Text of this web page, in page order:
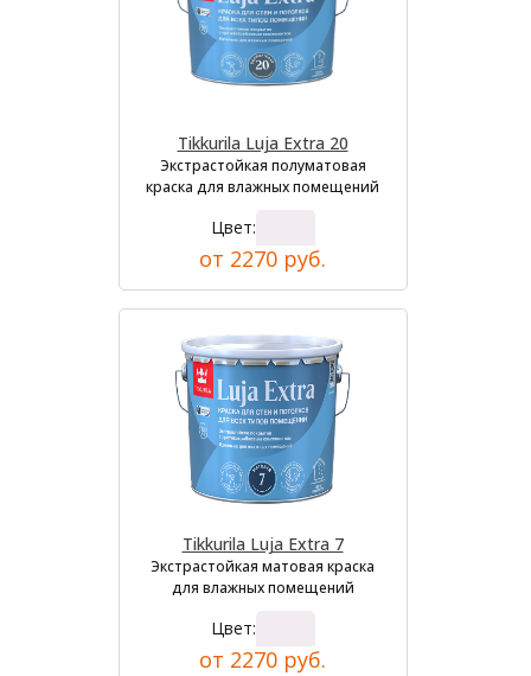
Tikkurila Luja Extra 20
Экстрастойкая полуматовая
краска для влажных помещений
Цвет:
от 2270 руб.
Tikkurila Luja Extra 7
Экстрастойкая матовая краска
для влажных помещений
Цвет:
от 2270 руб.